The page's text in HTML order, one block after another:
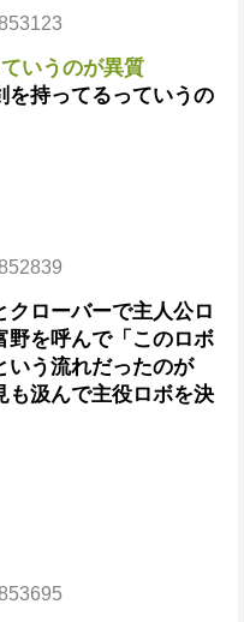
いうのが異質
を持ってるっていうの
ローバーで主人公ロ
野を呼んで「このロボ
いう流れだったのが
も汲んで主役ロボを決